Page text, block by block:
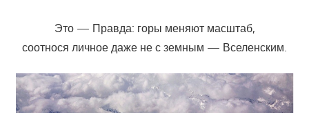
Это — Правда: горы меняют масштаб,
соотнося личное даже не с земным — Вселенским.